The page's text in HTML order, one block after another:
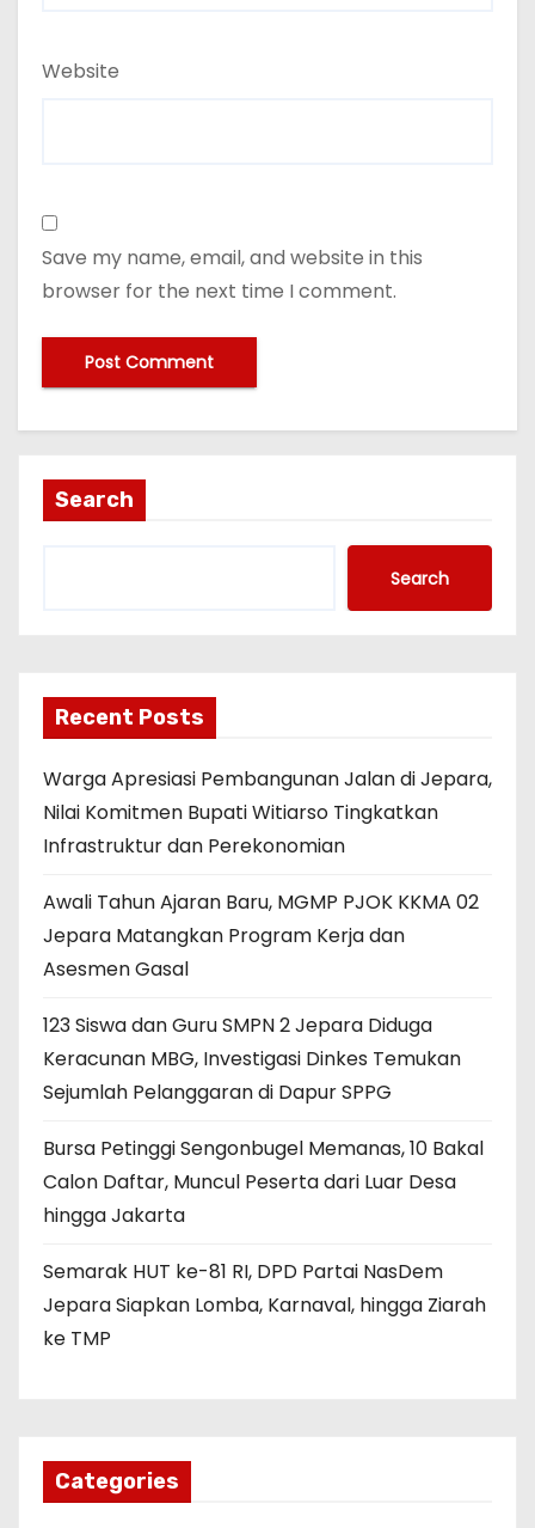
Website
Save my name, email, and website in this
browser for the next time I comment.
Search
Search
Recent Posts
Warga Apresiasi Pembangunan Jalan di Jepara,
Nilai Komitmen Bupati Witiarso Tingkatkan
Infrastruktur dan Perekonomian
Awali Tahun Ajaran Baru, MGMP PJOK KKMA 02
Jepara Matangkan Program Kerja dan
Asesmen Gasal
123 Siswa dan Guru SMPN 2 Jepara Diduga
Keracunan MBG, Investigasi Dinkes Temukan
Sejumlah Pelanggaran di Dapur SPPG
Bursa Petinggi Sengonbugel Memanas, 10 Bakal
Calon Daftar, Muncul Peserta dari Luar Desa
hingga Jakarta
Semarak HUT ke-81 RI, DPD Partai NasDem
Jepara Siapkan Lomba, Karnaval, hingga Ziarah
ke TMP
Categories